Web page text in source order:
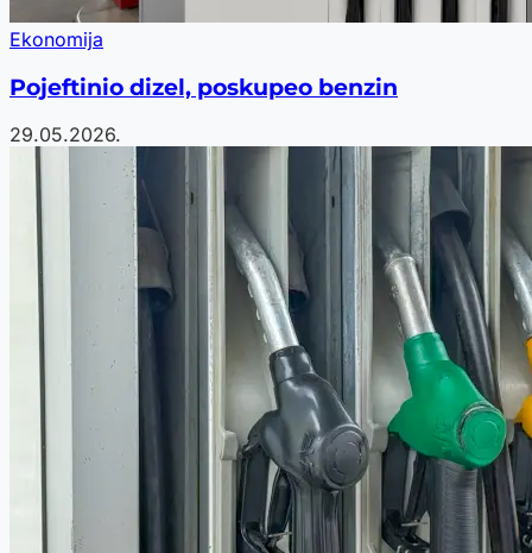
Ekonomija
Pojeftinio dizel, poskupeo benzin
29.05.2026.